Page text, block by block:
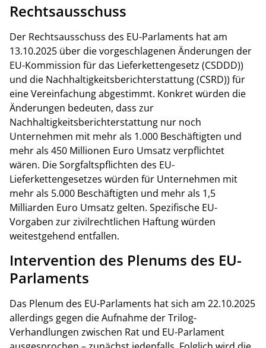
Rechtsausschuss
Der Rechtsausschuss des EU-Parlaments hat am
13.10.2025 über die vorgeschlagenen Änderungen der
EU-Kommission für das Lieferkettengesetz (CSDDD))
und die Nachhaltigkeitsberichterstattung (CSRD)) für
eine Vereinfachung abgestimmt. Konkret würden die
Änderungen bedeuten, dass zur
Nachhaltigkeitsberichterstattung nur noch
Unternehmen mit mehr als 1.000 Beschäftigten und
mehr als 450 Millionen Euro Umsatz verpflichtet
wären. Die Sorgfaltspflichten des EU-
Lieferkettengesetzes würden für Unternehmen mit
mehr als 5.000 Beschäftigten und mehr als 1,5
Milliarden Euro Umsatz gelten. Spezifische EU-
Vorgaben zur zivilrechtlichen Haftung würden
weitestgehend entfallen.
Intervention des Plenums des EU-
Parlaments
Das Plenum des EU-Parlaments hat sich am 22.10.2025
allerdings gegen die Aufnahme der Trilog-
Verhandlungen zwischen Rat und EU-Parlament